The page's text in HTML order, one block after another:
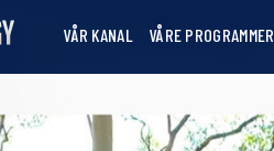
VÅR KANAL VÅRE PROGRAMMER